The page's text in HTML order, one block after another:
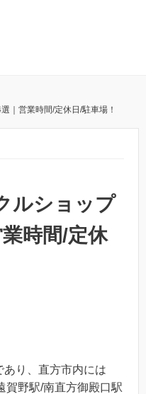
｜営業時間/定休日/駐車場！
ルショップ
時間/定休
り、直方市内には
賀野駅/南直方御殿口駅